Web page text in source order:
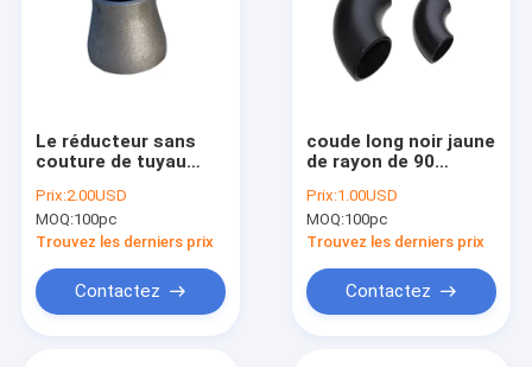
Le réducteur sans
couture de tuyau
galvanisé les
garnitures soudées
par bout du Gi SCH40
Prix:2.00USD
MOQ:100pc
Trouvez les derniers prix
Contactez
coude long noir jaune
de rayon de 90
5D de short de rayon
coude de tuyau
d'acier
Prix:1.00USD
MOQ:100pc
Trouvez les derniers prix
Contactez